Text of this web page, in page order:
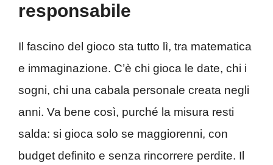
responsabile
Il fascino del gioco sta tutto lì, tra matematica
e immaginazione. C’è chi gioca le date, chi i
sogni, chi una cabala personale creata negli
anni. Va bene così, purché la misura resti
salda: si gioca solo se maggiorenni, con
budget definito e senza rincorrere perdite. Il